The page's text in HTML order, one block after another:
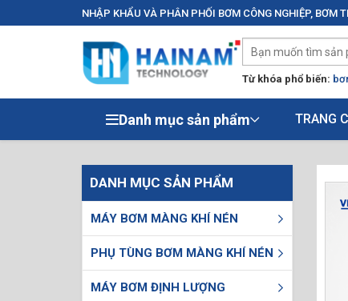
NHẬP KHẨU VÀ PHÂN PHỐI BƠM CÔNG NGHIỆP, BƠM
Từ khóa phổ biến:
Danh mục sản phẩm TRANG
DANH MỤC SẢN PHẨM
MÁY BƠM MÀNG KHÍ NÉN
PHỤ TÙNG BƠM MÀNG KHÍ NÉN
MÁY BƠM ĐỊNH LƯỢNG